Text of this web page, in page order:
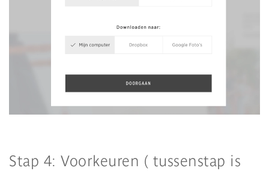
Stap 4: Voorkeuren ( tussenstap is